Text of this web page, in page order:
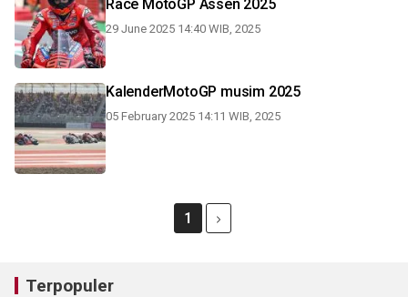
Race MotoGP Assen 2025
29 June 2025 14:40 WIB, 2025
KalenderMotoGP musim 2025
05 February 2025 14:11 WIB, 2025
1
Terpopuler